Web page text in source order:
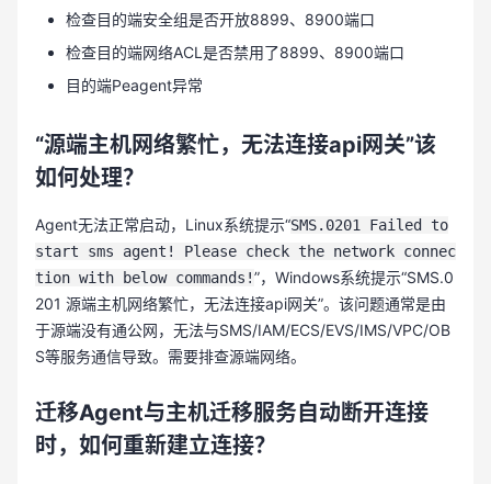
检查目的端安全组是否开放8899、8900端口
检查目的端网络ACL是否禁用了8899、8900端口
目的端Peagent异常
“源端主机网络繁忙，无法连接api网关”该
如何处理？
Agent无法正常启动，Linux系统提示“SMS.0201 Failed to
start sms agent! Please check the network connec
tion with below commands!”，Windows系统提示“SMS.0
201 源端主机网络繁忙，无法连接api网关”。该问题通常是由
于源端没有通公网，无法与SMS/IAM/ECS/EVS/IMS/VPC/OB
S等服务通信导致。需要排查源端网络。
迁移Agent与主机迁移服务自动断开连接
时，如何重新建立连接？